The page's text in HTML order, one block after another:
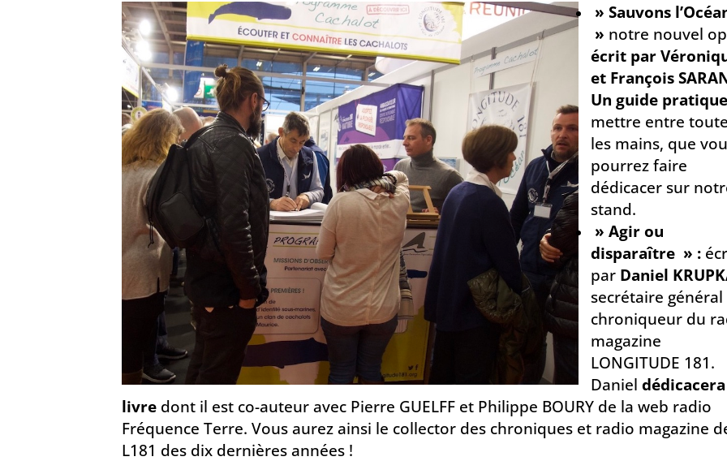
» Sauvons
» notre nouvel
écrit par
et François
Un guide
mettre entre
les mains, que
pourrez faire
dédicacer sur
stand.
» Agir ou
disparaître » :
par Daniel
secrétaire
chroniqueur du
magazine
LONGITUDE 181.
Daniel
livre dont il est co-auteur avec Pierre GUELFF et Philippe BOURY de la web radio
Fréquence Terre. Vous aurez ainsi le collector des chroniques et radio magazine
L181 des dix dernières années !